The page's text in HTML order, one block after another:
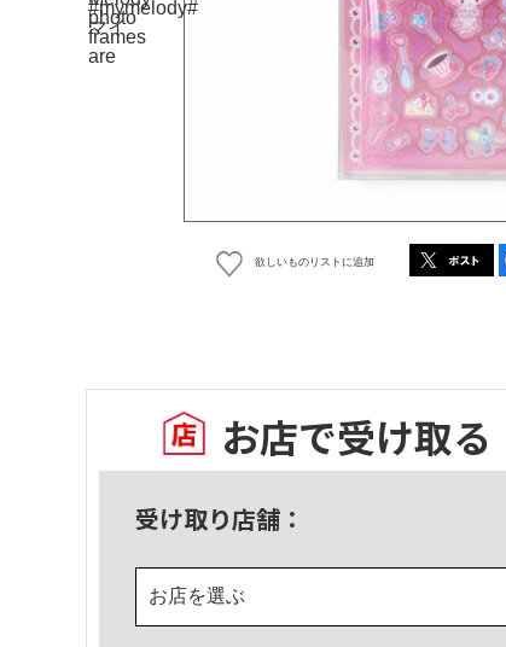
欲しいものリストに追加
お店で受け取る
受け取り店舗：
お店を選ぶ